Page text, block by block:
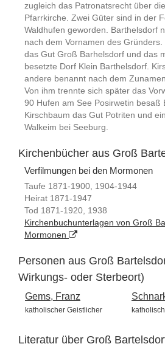
zugleich das Patronatsrecht über
Pfarrkirche. Zwei Güter sind in der
Waldhufen geworden. Barthelsdorf
nach dem Vornamen des
das Gut Groß Barhelsdorf und das
besetzte Dorf Klein Barthelsdorf.
andere benannt nach dem
Von ihm trennte sich später das
90 Hufen am See Posirwetin besaß
Kirschbaum das Gut Potriten und
Walkeim bei Seeburg.
Kirchenbücher aus Groß
Verfilmungen bei den Mormonen
Taufe 1871-1900, 1904-1944
Heirat 1871-1947
Tod 1871-1920, 1938
Kirchenbuchunterlagen von Groß
Mormonen
Personen aus Groß
Wirkungs- oder Sterbeort)
Gems, Franz
katholischer Geistlicher
Literatur über Groß